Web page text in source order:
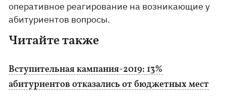
оперативное реагирование на возникающие у
абитуриентов вопросы.
Читайте также
Вступительная кампания-2019: 13%
абитуриентов отказались от бюджетных мест